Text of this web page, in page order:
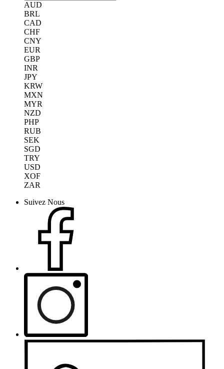
AUD
BRL
CAD
CHF
CNY
EUR
GBP
INR
JPY
KRW
MXN
MYR
NZD
PHP
RUB
SEK
SGD
TRY
USD
XOF
ZAR
Suivez Nous